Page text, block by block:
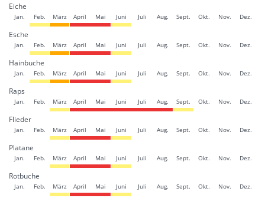
Eiche
Jan. Feb. März April Mai Juni Juli Aug. Sept. Okt. Nov. Dez.
Esche
Jan. Feb. März April Mai Juni Juli Aug. Sept. Okt. Nov. Dez.
Hainbuche
Jan. Feb. März April Mai Juni Juli Aug. Sept. Okt. Nov. Dez.
Raps
Jan. Feb. März April Mai Juni Juli Aug. Sept. Okt. Nov. Dez.
Flieder
Jan. Feb. März April Mai Juni Juli Aug. Sept. Okt. Nov. Dez.
Platane
Jan. Feb. März April Mai Juni Juli Aug. Sept. Okt. Nov. Dez.
Rotbuche
Jan. Feb. März April Mai Juni Juli Aug. Sept. Okt. Nov. Dez.